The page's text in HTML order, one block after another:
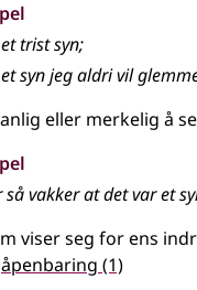
tristsyn;
synjeg aldri vil
eller merkelig å se
så vakker at det var et
viser seg for ens
åpenbaring (1)